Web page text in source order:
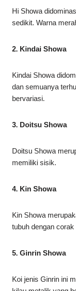
Hi Showa
sedikit. Warna
2. Kindai Showa
Kindai Showa
dan semuanya
bervariasi.
3. Doitsu Showa
Doitsu Showa
memiliki sisik.
4. Kin Showa
Kin Showa
tubuh dengan
5. Ginrin Showa
Koi jenis Ginrin ini